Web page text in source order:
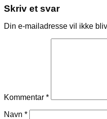
Skriv et svar
Din e-mailadresse vil ikke
Kommentar *
Navn *